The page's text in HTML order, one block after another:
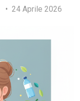
24 Aprile 2026